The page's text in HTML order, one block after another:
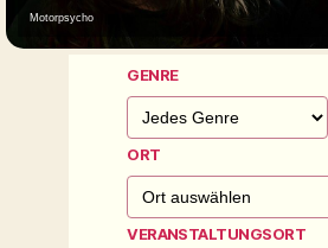
Motorpsycho
GENRE
ORT
VERANSTALTUNGSORT